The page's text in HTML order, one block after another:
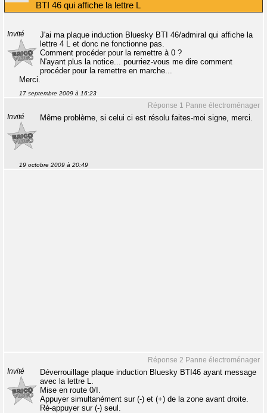
BTI 46 qui affiche la lettre L
Invité
J'ai ma plaque induction Bluesky BTI 46/admiral qui affiche la
lettre 4 L et donc ne fonctionne pas.
Comment procéder pour la remettre à 0 ?
N'ayant plus la notice... pourriez-vous me dire comment
procéder pour la remettre en marche...
Merci.
17 septembre 2009 à 16:23
Réponse 1 Panne électroménager
Invité Même problème, si celui ci est résolu faites-moi signe, merci.
19 octobre 2009 à 20:49
Réponse 2 Panne électroménager
Invité
Déverrouillage plaque induction Bluesky BTI46 ayant message
avec la lettre L.
Mise en route 0/I.
Appuyer simultanément sur (-) et (+) de la zone avant droite.
Ré-appuyer sur (-) seul.